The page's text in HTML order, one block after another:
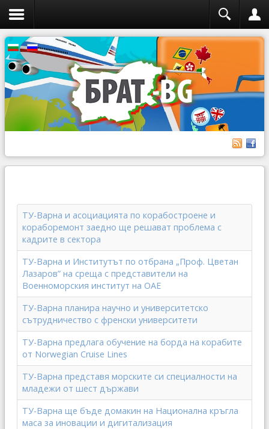
ТУ-Варна и асоциацията по корабостроене и
кораборемонт заедно ще решават проблема с
кадрите в сектора
ТУ-Варна и Институтът по отбрана „Проф. Цветан
Лазаров” на среща с представители на
Военноморския институт на ОАЕ
ТУ-Варна планира научно и университетско
сътрудничество с френски университети
ТУ-Варна предлага обучение на борда на корабите
от Norwegian Cruise Lines
ТУ-Варна представя морските си специалности на
младежи от шест държави
ТУ-Варна ще бъде домакин на Национална кръгла
маса за иновации и дигитализация